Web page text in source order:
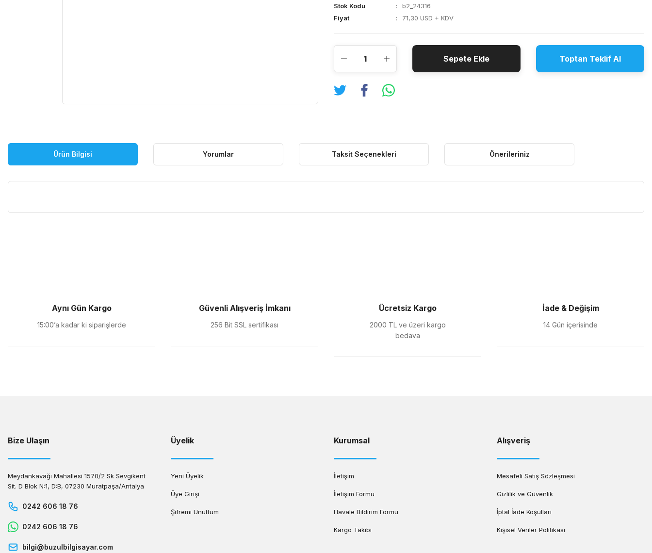
Stok Kodu
b2_24316
Fiyat
71,30 USD + KDV
Sepete Ekle Toptan Teklif Al
Ürün Bilgisi Yorumlar Taksit Seçenekleri Önerileriniz
Ürün fiyatı diğer sitelerden daha pahalı.
Bu ürüne benzer farklı alternatifler olmalı.
Aynı Gün Kargo
15:00’a kadar ki siparişlerde
Güvenli Alışveriş İmkanı
256 Bit SSL sertifikası
Ücretsiz Kargo
2000 TL ve üzeri kargo
bedava
İade & Değişim
14 Gün içerisinde
Bize Ulaşın
Meydankavağı Mahallesi 1570/2 Sk Sevgikent
Sit. D Blok N:1, D:B, 07230 Muratpaşa/Antalya
0242 606 18 76
0242 606 18 76
bilgi@buzulbilgisayar.com
Üyelik
Yeni Üyelik
Üye Girişi
Şifremi Unuttum
Kurumsal
İletişim
İletişim Formu
Havale Bildirim Formu
Kargo Takibi
Alışveriş
Mesafeli Satış Sözleşmesi
Gizlilik ve Güvenlik
İptal İade Koşullari
Kişisel Veriler Politikası